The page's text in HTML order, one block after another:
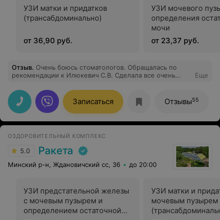
УЗИ матки и придатков
(трансабдоминально)
от 36,90 руб.
УЗИ мочевого
определения
мочи
от 23,37 руб.
Отзыв. Очень боюсь стоматологов. Обращалась по
рекомендации к Илюкевич С.В. Сделала все очень
Еще
Записаться Отзывы55
ОЗДОРОВИТЕЛЬНЫЙ КОМПЛЕКС
5.0 Ракета
Минский р-н, Ждановичский сс, 36 до 20:00
УЗИ предстательной железы
с мочевым пузырем и
определением остаточной
УЗИ матки и
мочевым пузырем